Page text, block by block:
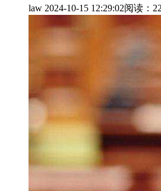
law 2024-10-15 12:29:02阅读：22